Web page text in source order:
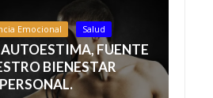
Emocional Salud
FUENTE
BIENESTAR
PERSONAL.